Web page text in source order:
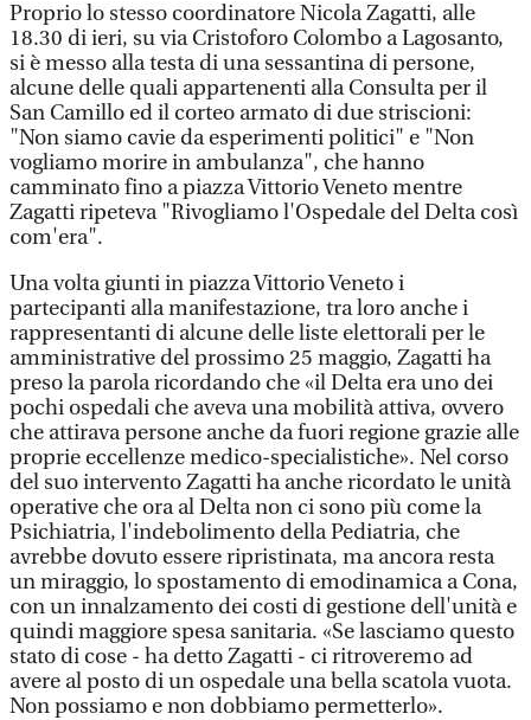
Proprio lo stesso coordinatore Nicola Zagatti, alle
18.30 di ieri, su via Cristoforo Colombo a Lagosanto,
si è messo alla testa di una sessantina di persone,
alcune delle quali appartenenti alla Consulta per il
San Camillo ed il corteo armato di due striscioni:
"Non siamo cavie da esperimenti politici" e "Non
vogliamo morire in ambulanza", che hanno
camminato fino a piazza Vittorio Veneto mentre
Zagatti ripeteva "Rivogliamo l'Ospedale del Delta così
com'era".
Una volta giunti in piazza Vittorio Veneto i
partecipanti alla manifestazione, tra loro anche i
rappresentanti di alcune delle liste elettorali per le
amministrative del prossimo 25 maggio, Zagatti ha
preso la parola ricordando che «il Delta era uno dei
pochi ospedali che aveva una mobilità attiva, ovvero
che attirava persone anche da fuori regione grazie alle
proprie eccellenze medico-specialistiche». Nel corso
del suo intervento Zagatti ha anche ricordato le unità
operative che ora al Delta non ci sono più come la
Psichiatria, l'indebolimento della Pediatria, che
avrebbe dovuto essere ripristinata, ma ancora resta
un miraggio, lo spostamento di emodinamica a Cona,
con un innalzamento dei costi di gestione dell'unità e
quindi maggiore spesa sanitaria. «Se lasciamo questo
stato di cose - ha detto Zagatti - ci ritroveremo ad
avere al posto di un ospedale una bella scatola vuota.
Non possiamo e non dobbiamo permetterlo».